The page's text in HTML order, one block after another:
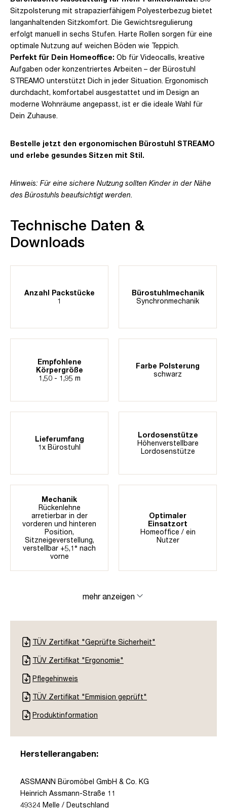
Sitzpolsterung mit strapazierfähigem Polyesterbezug bietet
langanhaltenden Sitzkomfort. Die Gewichtsregulierung
erfolgt manuell in sechs Stufen. Harte Rollen sorgen für eine
optimale Nutzung auf weichen Böden wie Teppich.
Perfekt für Dein Homeoffice: Ob für Videocalls, kreative
Aufgaben oder konzentriertes Arbeiten – der Bürostuhl
STREAMO unterstützt Dich in jeder Situation. Ergonomisch
durchdacht, komfortabel ausgestattet und im Design an
moderne Wohnräume angepasst, ist er die ideale Wahl für
Dein Zuhause.
Bestelle jetzt den ergonomischen Bürostuhl STREAMO
und erlebe gesundes Sitzen mit Stil.
Hinweis: Für eine sichere Nutzung sollten Kinder in der Nähe
des Bürostuhls beaufsichtigt werden.
Technische Daten &
Downloads
Anzahl Packstücke
1
Bürostuhlmechanik
Synchronmechanik
Empfohlene
Körpergröße
1,50 - 1,95 m
Farbe Polsterung
schwarz
Lieferumfang
1x Bürostuhl
Lordosenstütze
Höhenverstellbare
Lordosenstütze
Mechanik
Rückenlehne
arretierbar in der
vorderen und hinteren
Position,
Sitzneigeverstellung,
verstellbar +5,1° nach
vorne
Optimaler
Einsatzort
Homeoffice / ein
Nutzer
mehr anzeigen
TÜV Zertifikat "Geprüfte Sicherheit"
TÜV Zertifikat "Ergonomie"
Pflegehinweis
TÜV Zertifikat "Emmision geprüft"
Produktinformation
Herstellerangaben:
ASSMANN Büromöbel GmbH & Co. KG
Heinrich Assmann-Straße 11
49324 Melle / Deutschland